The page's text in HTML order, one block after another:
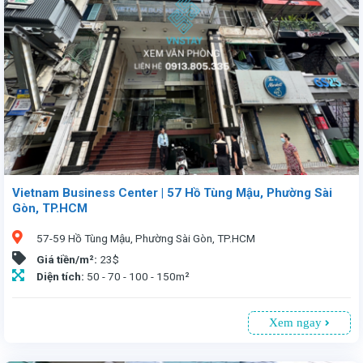
Vietnam Business Center | 57 Hồ Tùng Mậu, Phường Sài
Gòn, TP.HCM
57-59 Hồ Tùng Mậu, Phường Sài Gòn, TP.HCM
Giá tiền/m²: 23$
Diện tích: 50 - 70 - 100 - 150m²
Xem ngay